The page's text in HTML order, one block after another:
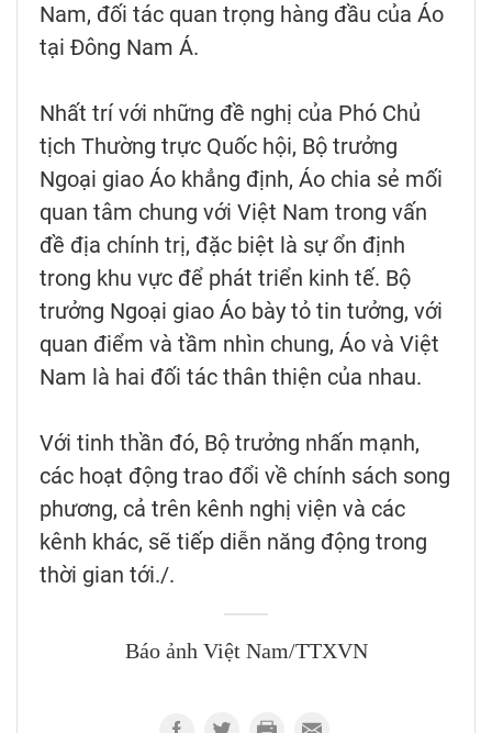
Nam, đối tác quan trọng hàng đầu của Áo
tại Đông Nam Á.
Nhất trí với những đề nghị của Phó Chủ
tịch Thường trực Quốc hội, Bộ trưởng
Ngoại giao Áo khẳng định, Áo chia sẻ mối
quan tâm chung với Việt Nam trong vấn
đề địa chính trị, đặc biệt là sự ổn định
trong khu vực để phát triển kinh tế. Bộ
trưởng Ngoại giao Áo bày tỏ tin tưởng, với
quan điểm và tầm nhìn chung, Áo và Việt
Nam là hai đối tác thân thiện của nhau.
Với tinh thần đó, Bộ trưởng nhấn mạnh,
các hoạt động trao đổi về chính sách song
phương, cả trên kênh nghị viện và các
kênh khác, sẽ tiếp diễn năng động trong
thời gian tới./.
Báo ảnh Việt Nam/TTXVN